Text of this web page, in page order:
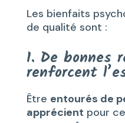
Les bienfaits
de qualité sont :
1. De bonnes
renforcent
Être entourés de
apprécient pour